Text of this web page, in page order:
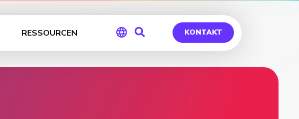
RESSOURCEN
Global
KONTAKT